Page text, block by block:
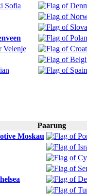
Sofia
Velenje
Paarung
Moskau